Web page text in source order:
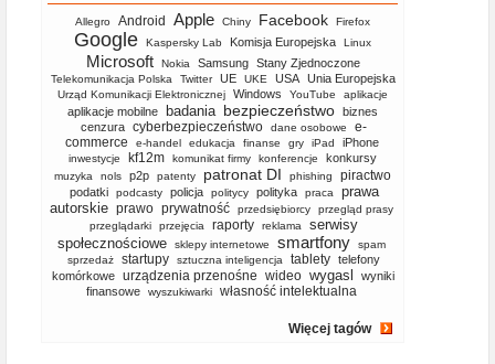
Allegro Android Apple Chiny Facebook Firefox
Google Kaspersky Lab Komisja Europejska Linux
Microsoft Nokia Samsung Stany Zjednoczone
Telekomunikacja Polska Twitter UE UKE USA Unia Europejska
Urząd Komunikacji Elektronicznej Windows YouTube aplikacje
aplikacje mobilne badania bezpieczeństwo biznes
cenzura cyberbezpieczeństwo dane osobowe
e-
commerce
e-handel edukacja finanse gry iPad iPhone
inwestycje kf12m komunikat firmy konferencje konkursy
muzyka nols p2p patenty patronat DI phishing piractwo
podatki podcasty policja politycy polityka praca
prawa
autorskie prawo prywatność przedsiębiorcy
przegląd prasy
przeglądarki
przejęcia raporty reklama
serwisy
społecznościowe
sklepy internetowe smartfony
spam
sprzedaż
startupy sztuczna inteligencja tablety telefony
komórkowe
urządzenia przenośne wideo wygasl
wyniki
finansowe
wyszukiwarki własność intelektualna
Więcej tagów